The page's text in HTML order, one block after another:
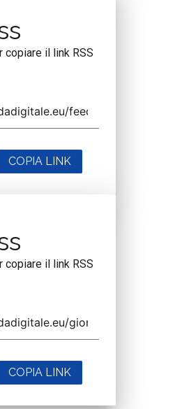
copiare il link RSS
COPIA LINK
copiare il link RSS
COPIA LINK